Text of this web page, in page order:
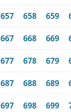
657 658 659
667 668 669
677 678 679
687 688 689
697 698 699